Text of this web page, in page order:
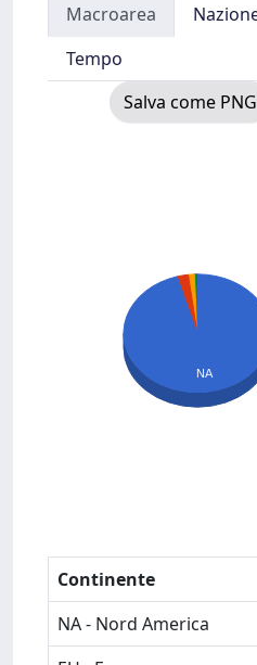
Macroarea
Tempo
Salva come PNG
NA
Continente
NA - Nord America